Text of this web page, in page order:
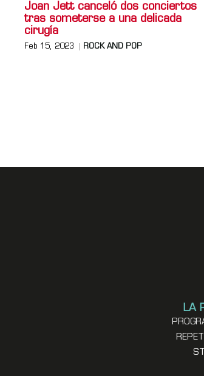
Joan Jett canceló dos conciertos
tras someterse a una delicada
cirugía
Feb 15, 2023 ROCK AND POP
LA